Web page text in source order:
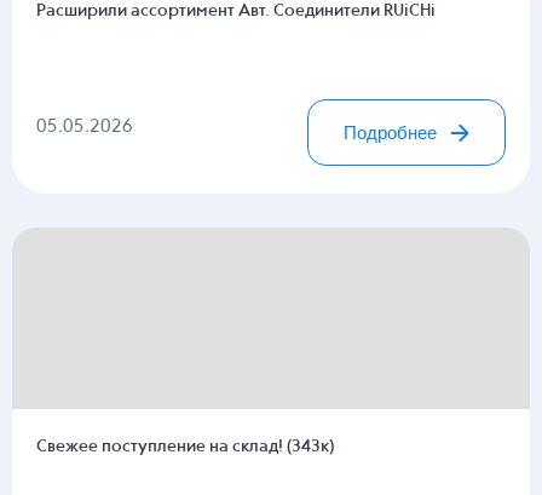
Расширили ассортимент Авт. Соединители RUiCHi
05.05.2026 Подробнее
Свежее поступление на склад! (343к)